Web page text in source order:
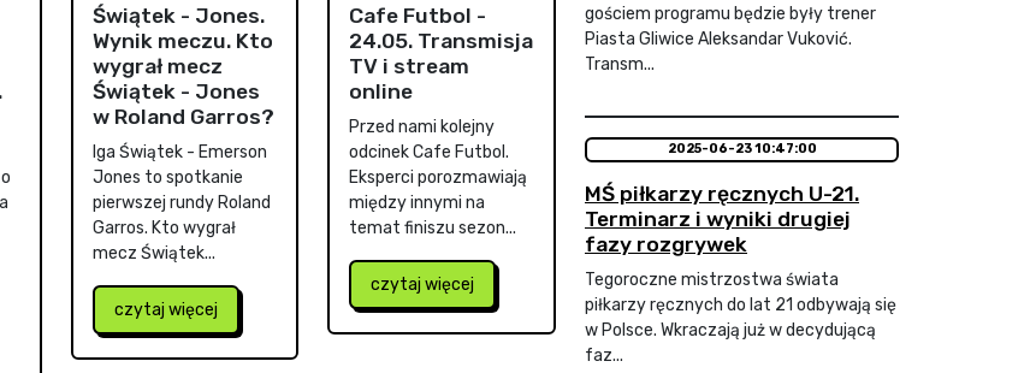
Świątek - Jones.
Wynik meczu. Kto
wygrał mecz
Świątek - Jones
w Roland Garros?
Iga Świątek - Emerson
Jones to spotkanie
pierwszej rundy Roland
Garros. Kto wygrał
mecz Świątek...
czytaj więcej
Cafe Futbol -
24.05. Transmisja
TV i stream
online
Przed nami kolejny
odcinek Cafe Futbol.
Eksperci porozmawiają
między innymi na
temat finiszu sezon...
czytaj więcej
gościem programu będzie były trener
Piasta Gliwice Aleksandar Vuković.
Transm...
2025-06-23 10:47:00
MŚ piłkarzy ręcznych U-21.
Terminarz i wyniki drugiej
fazy rozgrywek
Tegoroczne mistrzostwa świata
piłkarzy ręcznych do lat 21 odbywają się
w Polsce. Wkraczają już w decydującą
faz...